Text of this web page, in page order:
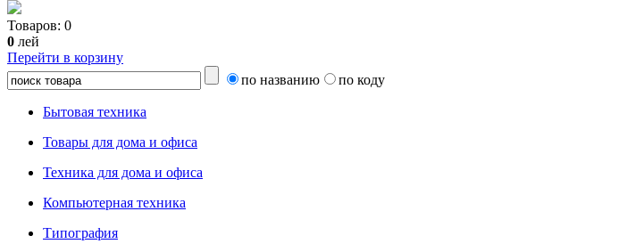
Товаров: 0
0 лей
Перейти в корзину
по названию
по коду
Бытовая техника
Товары для дома и офиса
Техника для дома и офиса
Компьютерная техника
Типография